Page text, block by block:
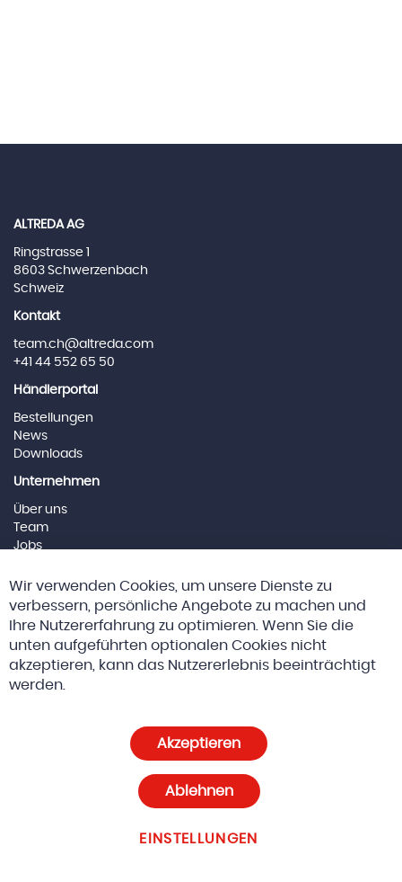
ALTREDA AG
Ringstrasse 1
8603 Schwerzenbach
Schweiz
Kontakt
team.ch@altreda.com
+41 44 552 65 50
Händlerportal
Bestellungen
News
Downloads
Unternehmen
Über uns
Team
Jobs
Social Media
Cookie-Einstellungen
Wir verwenden Cookies, um unsere Dienste zu
verbessern, persönliche Angebote zu machen und
Ihre Nutzererfahrung zu optimieren. Wenn Sie die
unten aufgeführten optionalen Cookies nicht
akzeptieren, kann das Nutzererlebnis beeinträchtigt
werden.
Akzeptieren
EINSTELLUNGEN
Ablehnen